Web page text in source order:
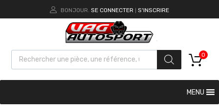
BONJOUR. SE CONNECTER S'INSCRIRE
0
MENU